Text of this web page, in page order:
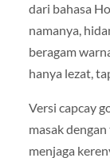
dari bahasa
namanya,
beragam
hanya lezat,
Versi capcay
masak
menjaga